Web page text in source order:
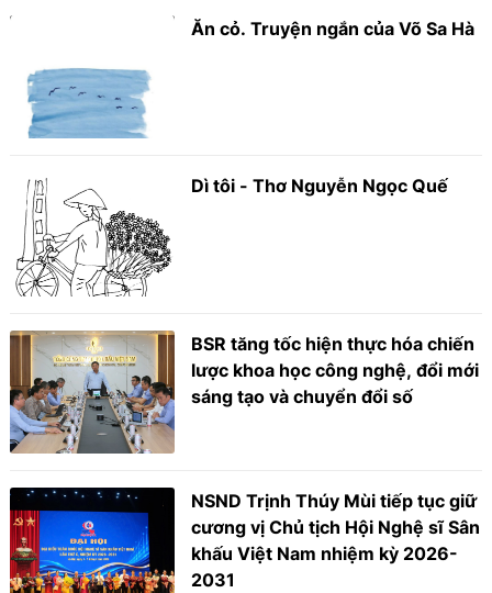
Ăn cỏ. Truyện ngắn của Võ Sa Hà
Dì tôi - Thơ Nguyễn Ngọc Quế
BSR tăng tốc hiện thực hóa chiến
lược khoa học công nghệ, đổi mới
sáng tạo và chuyển đổi số
NSND Trịnh Thúy Mùi tiếp tục giữ
cương vị Chủ tịch Hội Nghệ sĩ Sân
khấu Việt Nam nhiệm kỳ 2026-
2031